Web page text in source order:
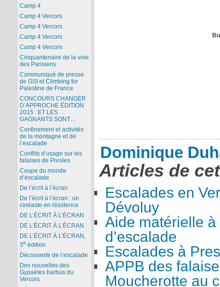
Dominique
Articles de
Escalades en
Dévoluy
Aide matérielle à
d’escalade
Escalades à
APPB des
Moucherotte au
Camp 4
Camp 4 Vercors
Camp 4 Vercors
Camp 4 Vercors
Camp 4 Vercors
Cinquantenaire de la voie
des Parisiens
Communiqué de presse
de GSI et Climbing for
Palestine de France
CONCOURS CHANGER
D’APPROCHE ÉDITION
2015 : ET LES
GAGNANTS SONT…
Confinement et activités
de la montagne et de
l’escalade
Conflits d’usage sur les
falaises de Presles
Coupe du monde
d’escalade
De l’écrit à l’écran
De l’écrit à l’écran : un
cinéaste en résidence
DE L’ÉCRIT À L’ÉCRAN
DE L’ÉCRIT À L’ÉCRAN
DE L’ÉCRIT À L’ÉCRAN,
3e édition
Découverte de l’escalade
Des nouvelles des
Gypaètes barbus du
Vercors